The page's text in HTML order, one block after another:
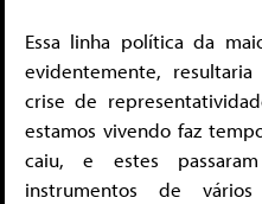
Essa linha política da
evidentemente,
crise de
estamos vivendo faz
caiu, e estes
instrumentos de